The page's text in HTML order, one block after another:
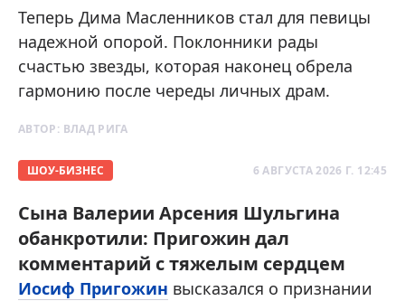
Теперь Дима Масленников стал для певицы
надежной опорой. Поклонники рады
счастью звезды, которая наконец обрела
гармонию после череды личных драм.
АВТОР: ВЛАД РИГА
ШОУ-БИЗНЕС 6 АВГУСТА 2026 Г. 12:45
Сына Валерии Арсения Шульгина
обанкротили: Пригожин дал
комментарий с тяжелым сердцем
Иосиф Пригожин высказался о признании